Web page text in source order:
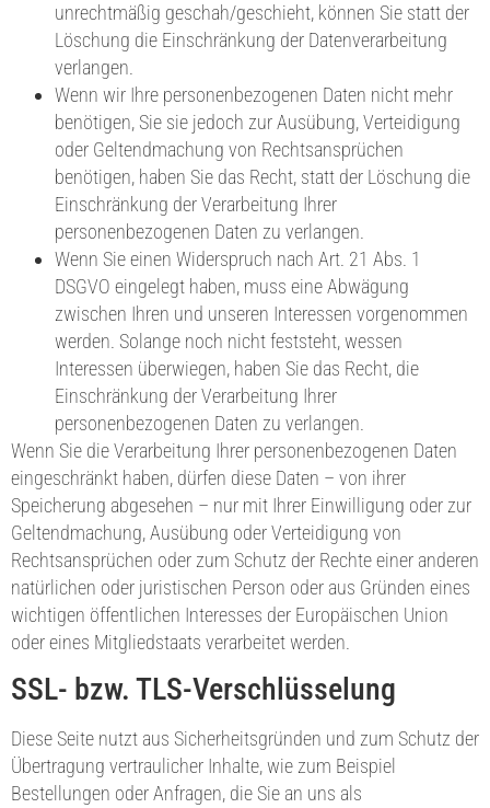
unrechtmäßig geschah/geschieht, können Sie statt der
Löschung die Einschränkung der Datenverarbeitung
verlangen.
Wenn wir Ihre personenbezogenen Daten nicht mehr
benötigen, Sie sie jedoch zur Ausübung, Verteidigung
oder Geltendmachung von Rechtsansprüchen
benötigen, haben Sie das Recht, statt der Löschung die
Einschränkung der Verarbeitung Ihrer
personenbezogenen Daten zu verlangen.
Wenn Sie einen Widerspruch nach Art. 21 Abs. 1
DSGVO eingelegt haben, muss eine Abwägung
zwischen Ihren und unseren Interessen vorgenommen
werden. Solange noch nicht feststeht, wessen
Interessen überwiegen, haben Sie das Recht, die
Einschränkung der Verarbeitung Ihrer
personenbezogenen Daten zu verlangen.
Wenn Sie die Verarbeitung Ihrer personenbezogenen Daten
eingeschränkt haben, dürfen diese Daten – von ihrer
Speicherung abgesehen – nur mit Ihrer Einwilligung oder zur
Geltendmachung, Ausübung oder Verteidigung von
Rechtsansprüchen oder zum Schutz der Rechte einer anderen
natürlichen oder juristischen Person oder aus Gründen eines
wichtigen öffentlichen Interesses der Europäischen Union
oder eines Mitgliedstaats verarbeitet werden.
SSL- bzw. TLS-Verschlüsselung
Diese Seite nutzt aus Sicherheitsgründen und zum Schutz der
Übertragung vertraulicher Inhalte, wie zum Beispiel
Bestellungen oder Anfragen, die Sie an uns als